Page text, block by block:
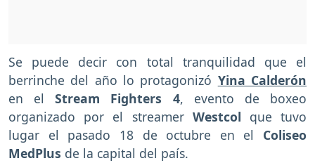
Se puede decir con total tranquilidad que el
berrinche del año lo protagonizó Yina Calderón
en elStream Fighters 4, evento de boxeo
organizado por el streamer Westcol que tuvo
lugar el pasado 18 de octubre en el Coliseo
MedPlus de la capital del país.